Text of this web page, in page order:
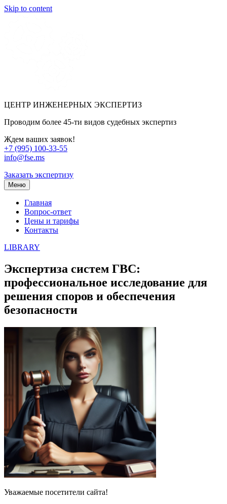
Skip to content
ЦЕНТР ИНЖЕНЕРНЫХ ЭКСПЕРТИЗ
Проводим более 45-ти видов судебных экспертиз
Ждем ваших заявок!
+7 (995) 100-33-55
info@fse.ms
Заказать экспертизу
Меню
Главная
Вопрос-ответ
Цены и тарифы
Контакты
LIBRARY
Экспертиза систем ГВС:
профессиональное исследование для
решения споров и обеспечения
безопасности
Уважаемые посетители сайта!